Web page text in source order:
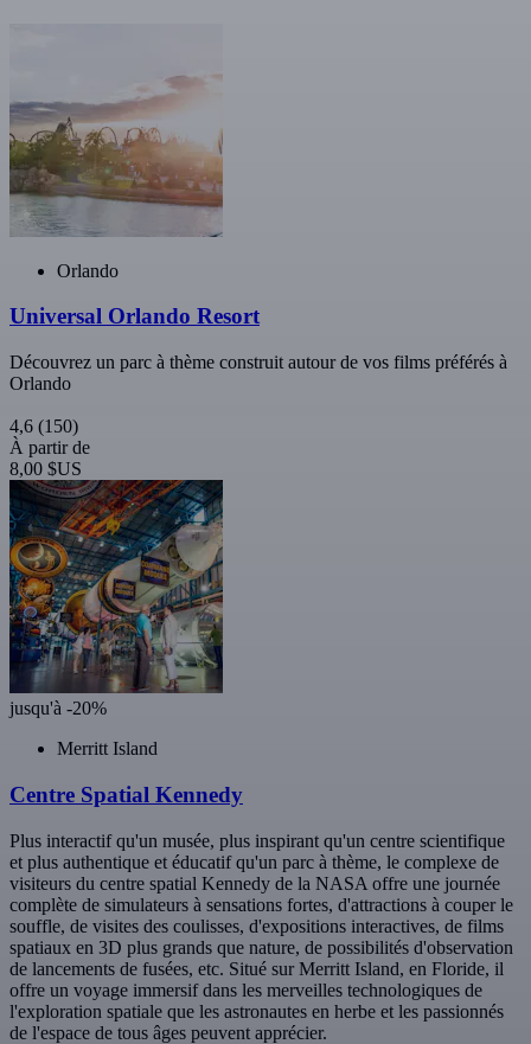
Orlando
Universal Orlando Resort
Découvrez un parc à thème construit autour de vos films préférés à
Orlando
4,6 (150)
À partir de
8,00 $US
jusqu'à -20%
Merritt Island
Centre Spatial Kennedy
Plus interactif qu'un musée, plus inspirant qu'un centre scientifique
et plus authentique et éducatif qu'un parc à thème, le complexe de
visiteurs du centre spatial Kennedy de la NASA offre une journée
complète de simulateurs à sensations fortes, d'attractions à couper le
souffle, de visites des coulisses, d'expositions interactives, de films
spatiaux en 3D plus grands que nature, de possibilités d'observation
de lancements de fusées, etc. Situé sur Merritt Island, en Floride, il
offre un voyage immersif dans les merveilles technologiques de
l'exploration spatiale que les astronautes en herbe et les passionnés
de l'espace de tous âges peuvent apprécier.